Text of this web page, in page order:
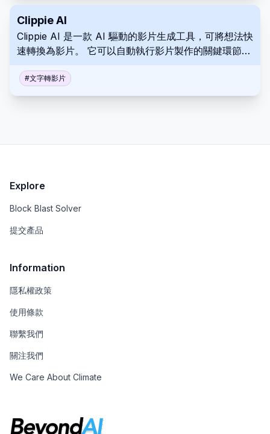
Clippie AI
Clippie AI 是一款 AI 驅動的影片生成工具，可將想法快
速轉換為影片。 它可以自動執行影片製作的關鍵環節，
論是社交媒體還是各種業務推廣需要，Clippie AI 都可
以為行銷影片提供快速建立功能。
#文字轉影片
Explore
Block Blast Solver
提交產品
Information
隱私權政策
使用條款
聯繫我們
關注我們
We Care About Climate